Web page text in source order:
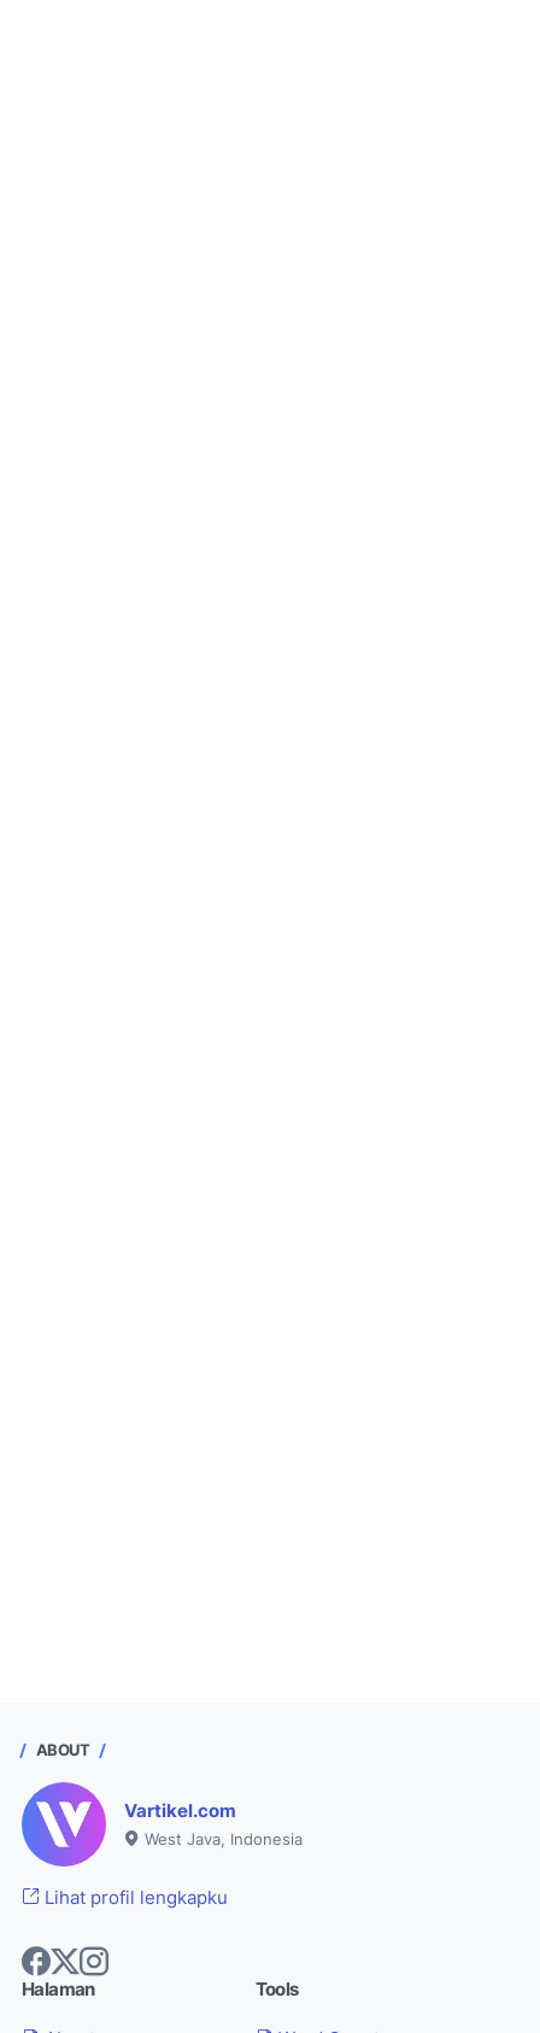
ABOUT
Vartikel.com
West Java, Indonesia
Lihat profil lengkapku
Halaman Tools